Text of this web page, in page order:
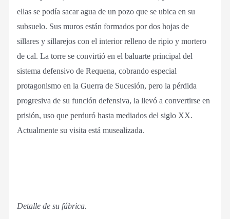
ellas se podía sacar agua de un pozo que se ubica en su
subsuelo. Sus muros están formados por dos hojas de
sillares y sillarejos con el interior relleno de ripio y mortero
de cal. La torre se convirtió en el baluarte principal del
sistema defensivo de Requena, cobrando especial
protagonismo en la Guerra de Sucesión, pero la pérdida
progresiva de su función defensiva, la llevó a convertirse en
prisión, uso que perduró hasta mediados del siglo XX.
Actualmente su visita está musealizada.
Detalle de su fábrica.